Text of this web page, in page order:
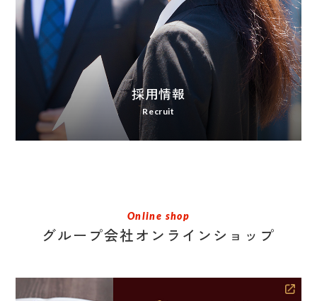
採用情報
Recruit
Online shop
グループ会社オンラインショップ